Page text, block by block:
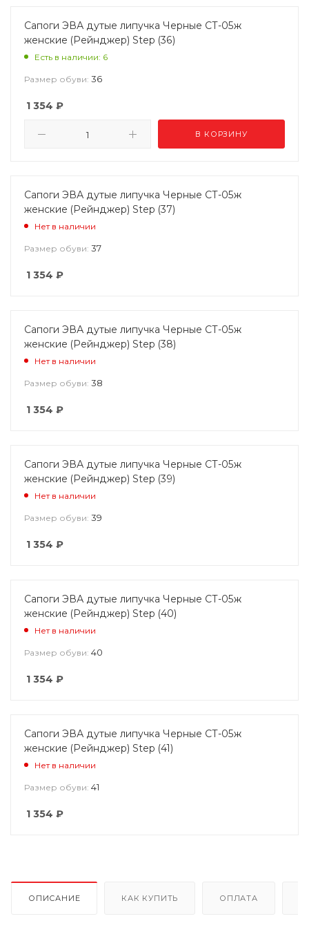
Сапоги ЭВА дутые липучка Черные СТ-05ж
женские (Рейнджер) Step (36)
Есть в наличии: 6
Размер обуви: 36
1 354 ₽
В КОРЗИНУ
Сапоги ЭВА дутые липучка Черные СТ-05ж
женские (Рейнджер) Step (37)
Нет в наличии
Размер обуви: 37
1 354 ₽
Сапоги ЭВА дутые липучка Черные СТ-05ж
женские (Рейнджер) Step (38)
Нет в наличии
Размер обуви: 38
1 354 ₽
Сапоги ЭВА дутые липучка Черные СТ-05ж
женские (Рейнджер) Step (39)
Нет в наличии
Размер обуви: 39
1 354 ₽
Сапоги ЭВА дутые липучка Черные СТ-05ж
женские (Рейнджер) Step (40)
Нет в наличии
Размер обуви: 40
1 354 ₽
Сапоги ЭВА дутые липучка Черные СТ-05ж
женские (Рейнджер) Step (41)
Нет в наличии
Размер обуви: 41
1 354 ₽
ОПИСАНИЕ КАК КУПИТЬ ОПЛАТА